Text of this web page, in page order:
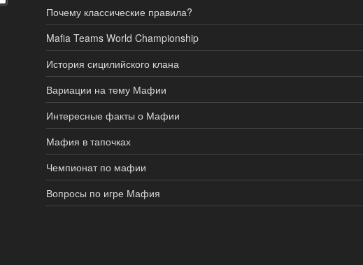
Почему классические правила?
Mafia Teams World Championship
История сицилийского клана
Вариации на тему Мафии
Интересные факты о Мафии
Мафия в тапочках
Чемпионат по мафии
Вопросы по игре Мафия